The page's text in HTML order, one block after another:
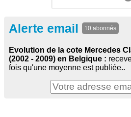
Alerte email 10 abonnés
Evolution de la cote Mercedes
(2002 - 2009) en Belgique :
fois qu'une moyenne est publiée..